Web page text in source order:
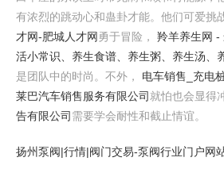
有浓烈的跳动心和蛊卦才能。他们可爱挑
才网-肥城人才网 勇于冒险， 羚羊养生网 -
活小常识、养生食谱、养生粥、养生汤、
是团队中的时尚。不外， 电车销售_充电
莱巴汽车销售服务有限公司 就怕也会显得
告有限公司 需要学会耐性和截止情谊。
扬州泵阀|行情|阀门交易-泵阀行业门户网